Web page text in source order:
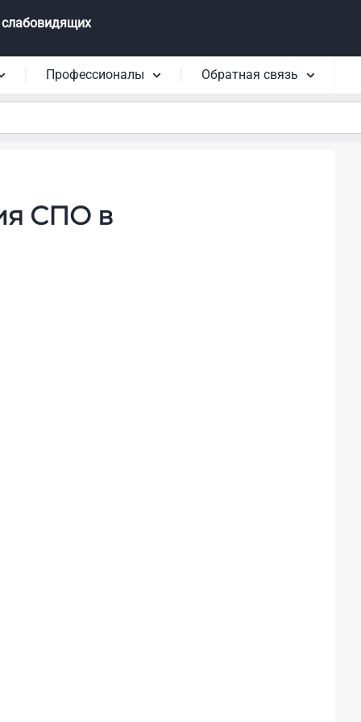
Профессионалы Обратная связь
СПО в